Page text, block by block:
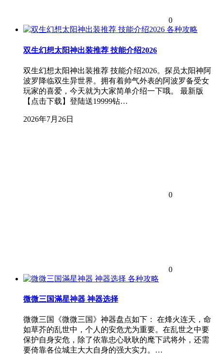
0
各种攻略
双生幻想太阳神出装推荐 技能介绍2026
双生幻想太阳神出装推荐 技能介绍2026。探员太阳神阿
波罗降临双生异世界。拥有着帅气外表的阿波罗备受女
玩家的喜爱，今天就为大家简单介绍一下哦。 最新版
【点击下载】登陆送19999钻…
2026年7月26日
0
0
各种攻略
微微三国滿星神器 神器选择
微微三国《微微三国》神器盘点如下： 在烽火连天，命
如草芥的乱世中，个人的安危尤为重要。在乱世之中要
保护自身安危，除了依靠忠心耿耿的麾下武将外，还需
要倚靠各位城主大大自身的强大实力。…